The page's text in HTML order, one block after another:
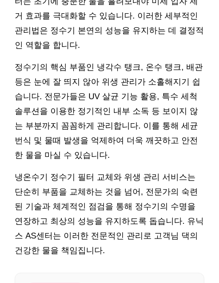
거 효과를 극대화할 수 있습니다. 이러한 세부적인
관리법은 정수기 본연의 성능을 유지하는 데 결정적
인 역할을 합니다.
정수기의 핵심 부품인 냉각수 탱크, 온수 탱크, 배관
등은 눈에 잘 띄지 않아 위생 관리가 소홀해지기 쉽
습니다. 전문가들은 UV 살균 기능 활용, 특수 세척
솔루션을 이용한 정기적인 내부 소독 등 보이지 않
는 부분까지 꼼꼼하게 관리합니다. 이를 통해 세균
번식 및 물때 발생을 억제하여 더욱 깨끗하고 안전
한 물을 마실 수 있습니다.
냉온수기 정수기 필터 교체와 위생 관리 서비스는
단순히 부품을 교체하는 것을 넘어, 전문가의 숙련
된 기술과 체계적인 점검을 통해 정수기의 수명을
연장하고 최상의 성능을 유지하도록 돕습니다. 유닉
스 AS센터는 이러한 전문적인 관리로 고객님 댁의
건강한 물을 책임집니다.